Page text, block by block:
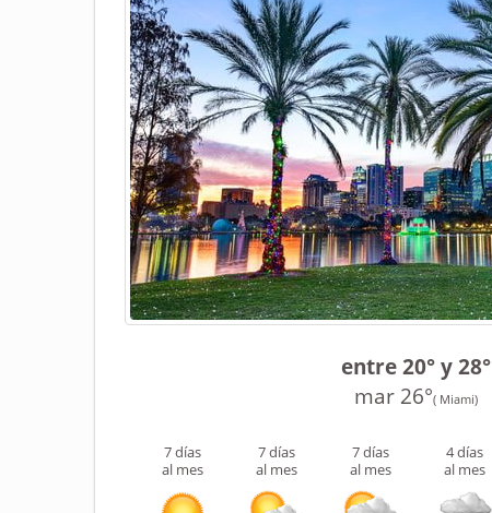
entre 20° y 28°
mar 26°( Miami)
7 días
al mes
7 días
al mes
7 días
al mes
4 días
al mes